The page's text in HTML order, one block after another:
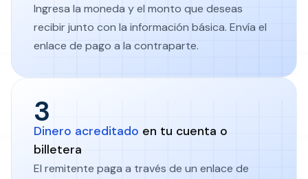
Ingresa la moneda y el monto que deseas
recibir junto con la información básica. Envía el
enlace de pago a la contraparte.
3
Dinero acreditado en tu cuenta o
billetera
El remitente paga a través de un enlace de